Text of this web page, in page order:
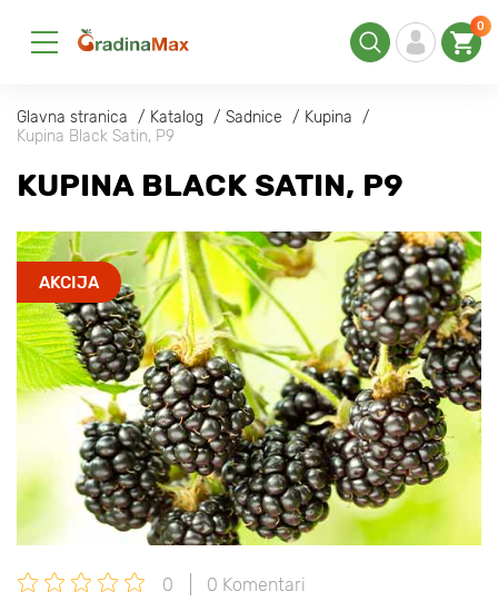
0
Glavna stranica Katalog Sadnice
Kupina
Kupina Black Satin, Р9
KUPINA BLACK SATIN, Р9
AKCIJA
0 0 Komentari